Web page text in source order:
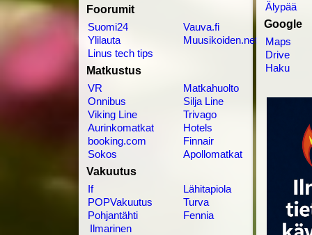
Foorumit
Suomi24
Vauva.fi
Ylilauta
Muusikoiden.net
Linus tech tips
Matkustus
VR
Matkahuolto
Onnibus
Silja Line
Viking Line
Trivago
Aurinkomatkat
Hotels
booking.com
Finnair
Sokos
Apollomatkat
Vakuutus
If
Lähitapiola
POPVakuutus
Turva
Pohjantähti
Fennia
Ilmarinen
Älypää
Google
Maps
Drive
Haku